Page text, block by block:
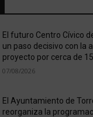
El futuro Centro Cívico
un paso decisivo con la
proyecto por cerca de
07/08/2026
El Ayuntamiento de
reorganiza la